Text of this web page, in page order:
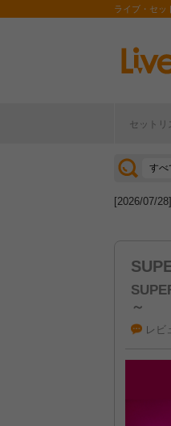
ライブ・セッ
セットリ
[2026/04/27]
[2026/07/28]
～
レビ